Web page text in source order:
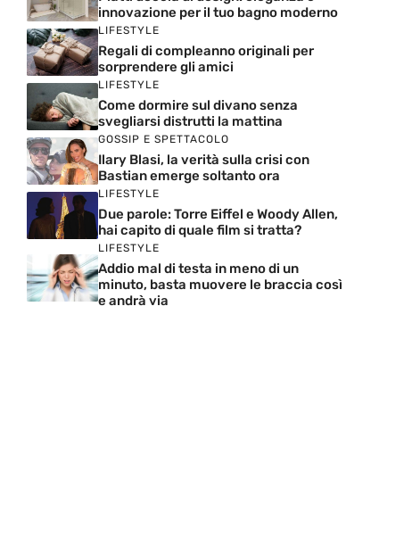
innovazione per il tuo bagno moderno
LIFESTYLE
Regali di compleanno originali per
sorprendere gli amici
LIFESTYLE
Come dormire sul divano senza
svegliarsi distrutti la mattina
GOSSIP E SPETTACOLO
Ilary Blasi, la verità sulla crisi con
Bastian emerge soltanto ora
LIFESTYLE
Due parole: Torre Eiffel e Woody Allen,
hai capito di quale film si tratta?
LIFESTYLE
Addio mal di testa in meno di un
minuto, basta muovere le braccia così
e andrà via